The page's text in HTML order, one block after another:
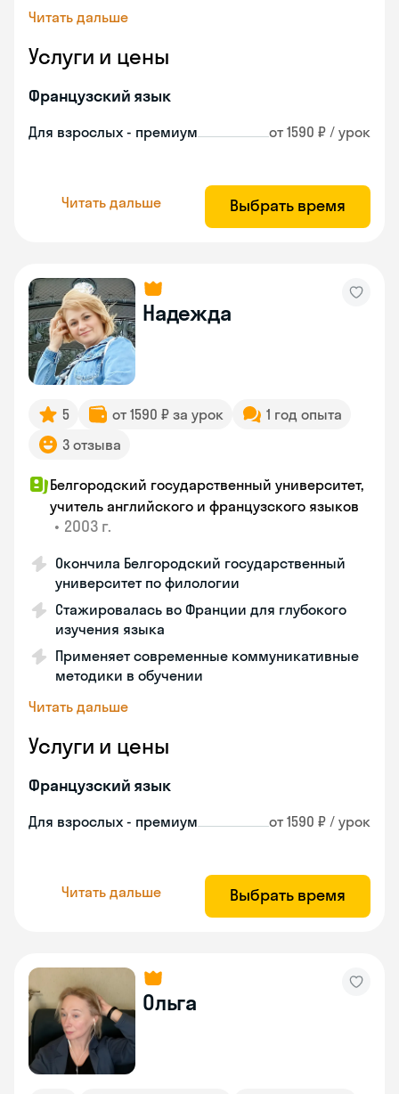
Читать дальше
Услуги и цены
Французский язык
Для взрослых - премиум от 1590 ₽ / урок
Читать дальше Выбрать время
Надежда
5 от 1590 ₽ за урок
1 год опыта
3 отзыва
Белгородский государственный университет,
учитель английского и французского языков
• 2003 г.
Окончила Белгородский государственный
университет по филологии
Стажировалась во Франции для глубокого
изучения языка
Применяет современные коммуникативные
методики в обучении
Читать дальше
Услуги и цены
Французский язык
Для взрослых - премиум от 1590 ₽ / урок
Читать дальше Выбрать время
Ольга